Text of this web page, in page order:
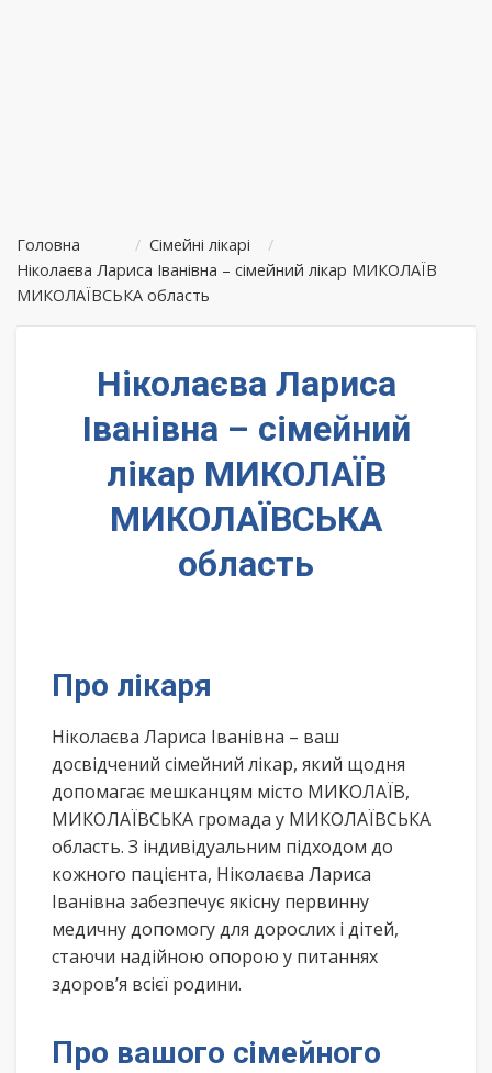
Головна / Сімейні лікарі
/
Ніколаєва Лариса Іванівна – сімейний лікар МИКОЛАЇВ
МИКОЛАЇВСЬКА область
Ніколаєва Лариса
Іванівна – сімейний
лікар МИКОЛАЇВ
МИКОЛАЇВСЬКА
область
Про лікаря
Ніколаєва Лариса Іванівна – ваш
досвідчений сімейний лікар, який щодня
допомагає мешканцям місто МИКОЛАЇВ,
МИКОЛАЇВСЬКА громада у МИКОЛАЇВСЬКА
область. З індивідуальним підходом до
кожного пацієнта, Ніколаєва Лариса
Іванівна забезпечує якісну первинну
медичну допомогу для дорослих і дітей,
стаючи надійною опорою у питаннях
здоров’я всієї родини.
Про вашого сімейного